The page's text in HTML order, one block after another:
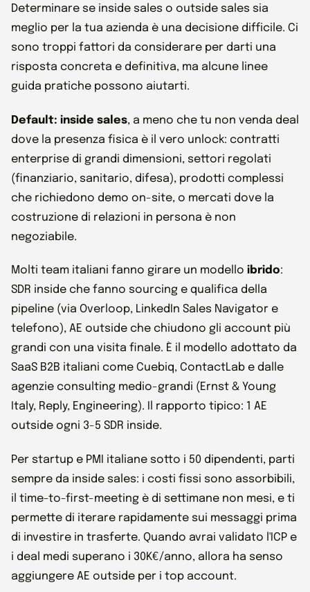
Determinare se inside sales o outside sales sia
meglio per la tua azienda è una decisione difficile. Ci
sono troppi fattori da considerare per darti una
risposta concreta e definitiva, ma alcune linee
guida pratiche possono aiutarti.
Default: inside sales, a meno che tu non venda deal
dove la presenza fisica è il vero unlock: contratti
enterprise di grandi dimensioni, settori regolati
(finanziario, sanitario, difesa), prodotti complessi
che richiedono demo on-site, o mercati dove la
costruzione di relazioni in persona è non
negoziabile.
Molti team italiani fanno girare un modello ibrido:
SDR inside che fanno sourcing e qualifica della
pipeline (via Overloop, LinkedIn Sales Navigator e
telefono), AE outside che chiudono gli account più
grandi con una visita finale. È il modello adottato da
SaaS B2B italiani come Cuebiq, ContactLab e dalle
agenzie consulting medio-grandi (Ernst & Young
Italy, Reply, Engineering). Il rapporto tipico: 1 AE
outside ogni 3-5 SDR inside.
Per startup e PMI italiane sotto i 50 dipendenti, parti
sempre da inside sales: i costi fissi sono assorbibili,
il time-to-first-meeting è di settimane non mesi, e ti
permette di iterare rapidamente sui messaggi prima
di investire in trasferte. Quando avrai validato l'ICP e
i deal medi superano i 30K€/anno, allora ha senso
aggiungere AE outside per i top account.